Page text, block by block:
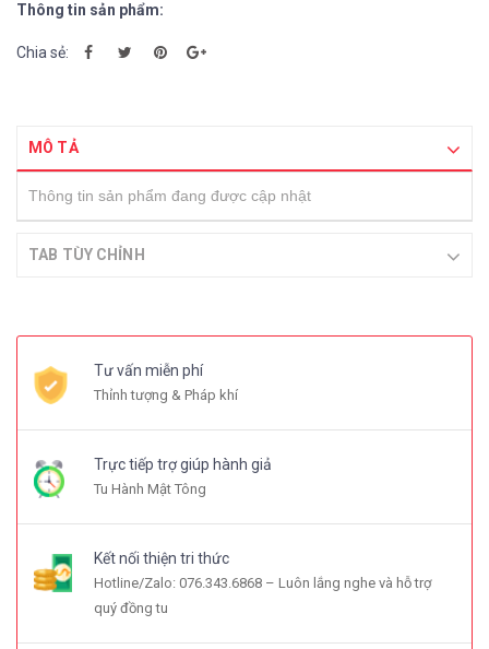
Thông tin sản phẩm:
Chia sẻ:
MÔ TẢ
Thông tin sản phẩm đang được cập nhật
TAB TÙY CHỈNH
Tư vấn miễn phí
Thỉnh tượng & Pháp khí
Trực tiếp trợ giúp hành giả
Tu Hành Mật Tông
Kết nối thiện tri thức
Hotline/Zalo: 076.343.6868 – Luôn lắng nghe và hỗ trợ
quý đồng tu